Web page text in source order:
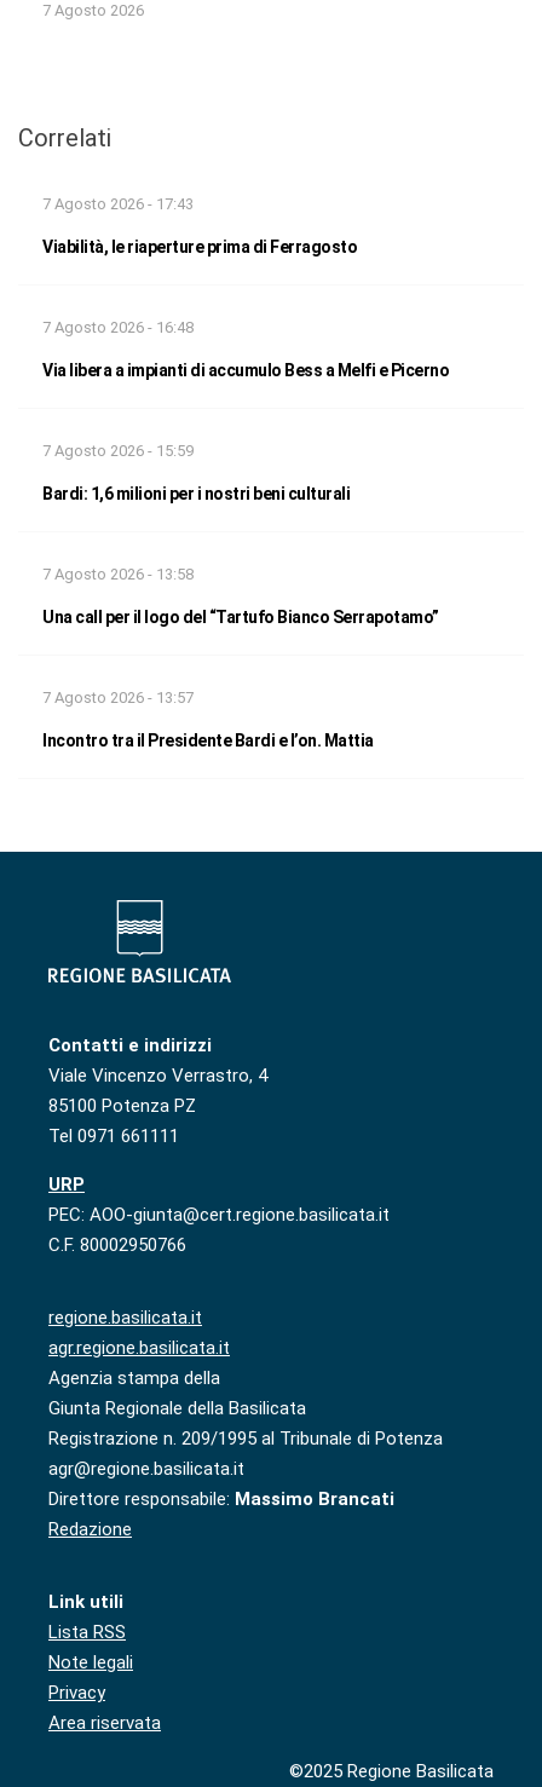
7 Agosto 2026
Correlati
7 Agosto 2026 - 17:43
Viabilità, le riaperture prima di Ferragosto
7 Agosto 2026 - 16:48
Via libera a impianti di accumulo Bess a Melfi e Picerno
7 Agosto 2026 - 15:59
Bardi: 1,6 milioni per i nostri beni culturali
7 Agosto 2026 - 13:58
Una call per il logo del “Tartufo Bianco Serrapotamo”
7 Agosto 2026 - 13:57
Incontro tra il Presidente Bardi e l’on. Mattia
Contatti e indirizzi
Viale Vincenzo Verrastro, 4
85100 Potenza PZ
Tel 0971 661111
URP
PEC: AOO-giunta@cert.regione.basilicata.it
C.F. 80002950766
regione.basilicata.it
agr.regione.basilicata.it
Agenzia stampa della
Giunta Regionale della Basilicata
Registrazione n. 209/1995 al Tribunale di Potenza
agr@regione.basilicata.it
Direttore responsabile: Massimo Brancati
Redazione
Link utili
Lista RSS
Note legali
Privacy
Area riservata
©2025 Regione Basilicata